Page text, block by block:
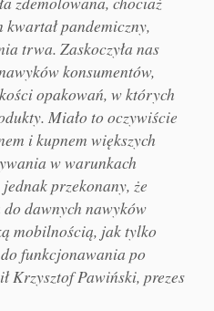
kwartał pandemiczny,
trwa. Zaskoczyła nas
konsumentów,
opakowań, w których
Miało to oczywiście
i kupnem większych
w warunkach
przekonany, że
dawnych nawyków
mobilnością, jak tylko
funkcjonawania po
Krzysztof Pawiński, prezes